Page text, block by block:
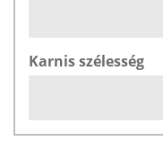
Karnis szélesség